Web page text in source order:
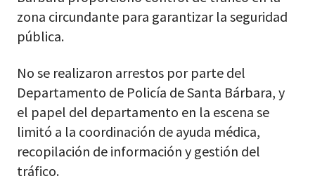
zona circundante para garantizar la seguridad
pública.
No se realizaron arrestos por parte del
Departamento de Policía de Santa Bárbara, y
el papel del departamento en la escena se
limitó a la coordinación de ayuda médica,
recopilación de información y gestión del
tráfico.